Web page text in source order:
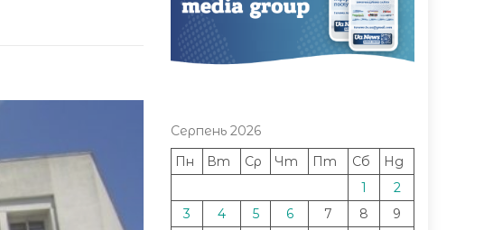
Серпень 2026
Пн
Вт Ср Чт Пт Сб
Нд
1
2
3
4 5 6 7 8
9